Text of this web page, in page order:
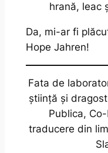
hrană, leac
Da, mi-ar fi
Hope Jahren!
Fata de
știință și
Publica,
traducere din